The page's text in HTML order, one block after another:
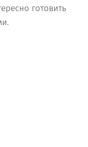
готовить